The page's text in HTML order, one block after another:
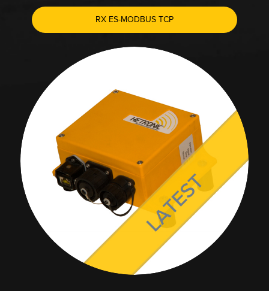
RX ES-MODBUS TCP